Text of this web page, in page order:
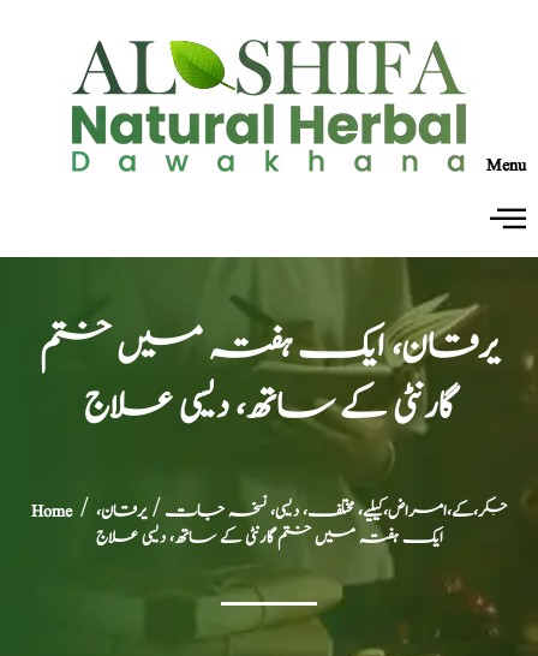
Menu
یرقان، ایک ہفتہ میں ختم
گارنٹی کے ساتھ، دیسی علاج
Home/ جگر،کے،امراض،کیلیے، مختلف، دیسی، نسخہ جات / یرقان،
ایک ہفتہ میں ختم گارنٹی کے ساتھ، دیسی علاج